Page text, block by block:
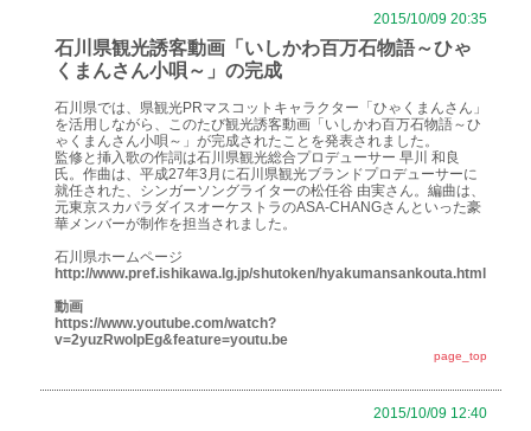
2015/10/09 20:35
石川県観光誘客動画「いしかわ百万石物語～ひゃ
くまんさん小唄～」の完成
石川県では、県観光PRマスコットキャラクター「ひゃくまんさん」
を活用しながら、このたび観光誘客動画「いしかわ百万石物語～ひ
ゃくまんさん小唄～」が完成されたことを発表されました。
監修と挿入歌の作詞は石川県観光総合プロデューサー 早川 和良
氏。作曲は、平成27年3月に石川県観光ブランドプロデューサーに
就任された、シンガーソングライターの松任谷 由実さん。編曲は、
元東京スカパラダイスオーケストラのASA-CHANGさんといった豪
華メンバーが制作を担当されました。
石川県ホームページ
http://www.pref.ishikawa.lg.jp/shutoken/hyakumansankouta.html
動画
https://www.youtube.com/watch?
v=2yuzRwolpEg&feature=youtu.be
page_top
2015/10/09 12:40